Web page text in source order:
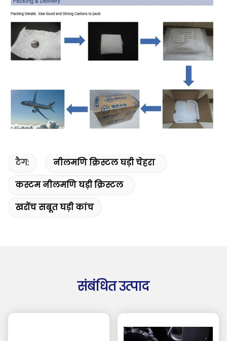
टैग:
नीलमणि क्रिस्टल घड़ी चेहरा
कस्टम नीलमणि घड़ी क्रिस्टल
खरोंच सबूत घड़ी कांच
संबंधित उत्पाद